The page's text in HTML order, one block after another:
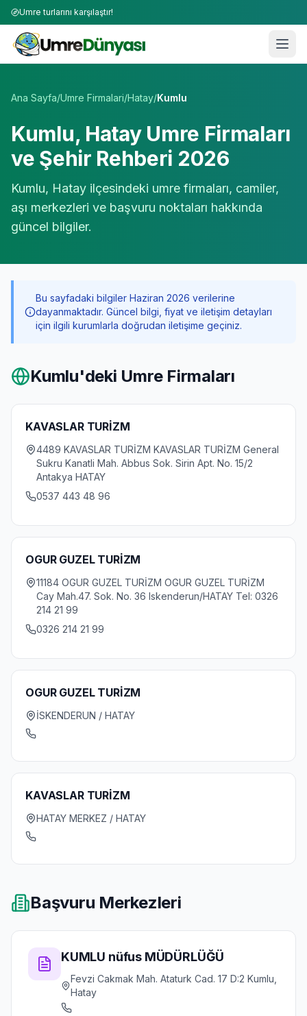
Umre turlarını karşılaştır!
Ana Sayfa/Umre Firmalari/Hatay/Kumlu
Kumlu, HatayUmre Firmaları
ve Şehir Rehberi 2026
Kumlu, Hatay ilçesindeki umre firmaları, camiler,
aşı merkezleri ve başvuru noktaları hakkında
güncel bilgiler.
Bu sayfadaki bilgiler Haziran 2026 verilerine
dayanmaktadır. Güncel bilgi, fiyat ve iletişim detayları
için ilgili kurumlarla doğrudan iletişime geçiniz.
Kumlu'deki Umre Firmaları
KAVASLAR TURİZM
4489 KAVASLAR TURİZM KAVASLAR TURİZM General
Sukru Kanatli Mah. Abbus Sok. Sirin Apt. No. 15/2
Antakya HATAY
0537 443 48 96
OGUR GUZEL TURİZM
11184 OGUR GUZEL TURİZM OGUR GUZEL TURİZM
Cay Mah.47. Sok. No. 36 Iskenderun/HATAY Tel: 0326
214 21 99
0326 214 21 99
OGUR GUZEL TURİZM
İSKENDERUN / HATAY
KAVASLAR TURİZM
HATAY MERKEZ / HATAY
Başvuru Merkezleri
KUMLU nüfus MÜDÜRLÜĞÜ
Fevzi Cakmak Mah. Ataturk Cad. 17 D:2 Kumlu,
Hatay